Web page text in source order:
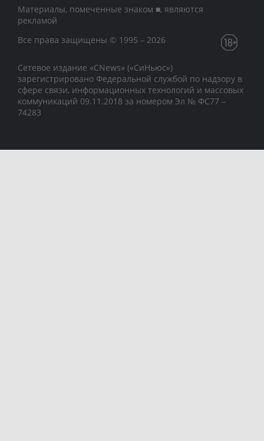
Материалы, помеченные знаком ■, являются
рекламой
Все права защищены © 1995 – 2026
Сетевое издание «CNews» («СиНьюс»)
зарегистрировано Федеральной службой по надзору в
сфере связи, информационных технологий и массовых
коммуникаций 09.11.2018 за номером Эл № ФС77 –
74283